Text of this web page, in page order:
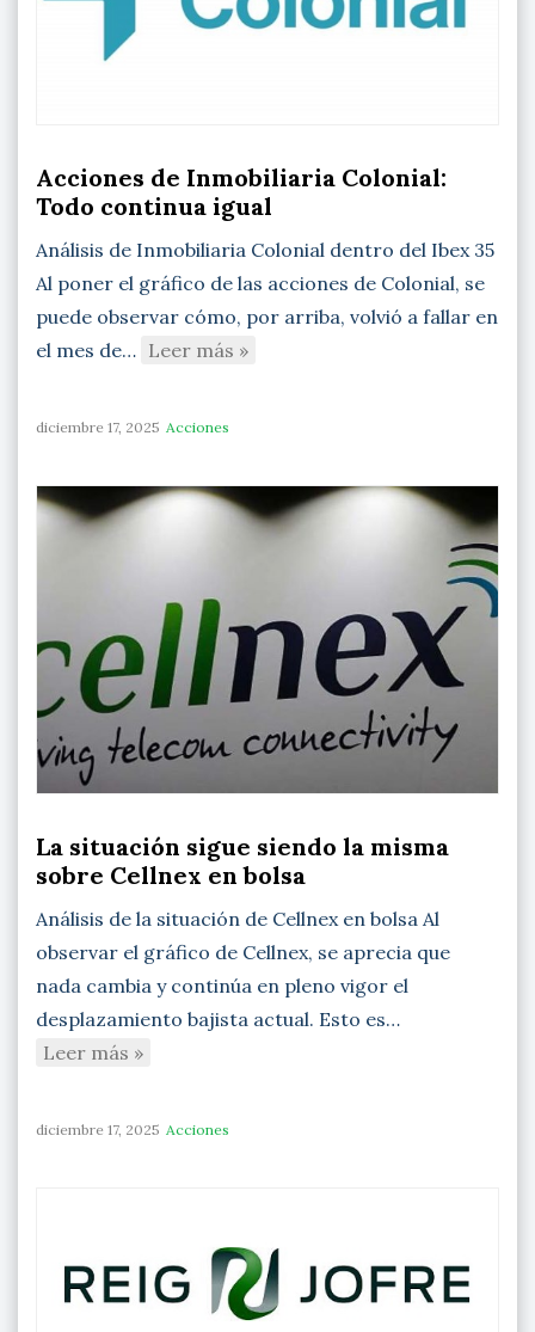
Acciones de Inmobiliaria Colonial:
Todo continua igual
Análisis de Inmobiliaria Colonial dentro del Ibex 35
Al poner el gráfico de las acciones de Colonial, se
puede observar cómo, por arriba, volvió a fallar en
el mes de… Leer más »
diciembre 17, 2025 Acciones
La situación sigue siendo la misma
sobre Cellnex en bolsa
Análisis de la situación de Cellnex en bolsa Al
observar el gráfico de Cellnex, se aprecia que
nada cambia y continúa en pleno vigor el
desplazamiento bajista actual. Esto es…
Leer más »
diciembre 17, 2025 Acciones